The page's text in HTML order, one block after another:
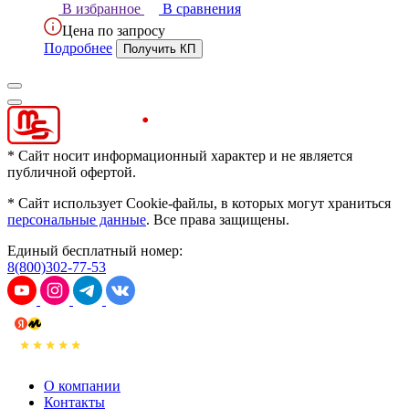
В избранное
В сравнения
Цена по запросу
Подробнее
* Сайт носит информационный характер и не является
публичной офертой.
* Сайт использует Cookie-файлы, в которых могут храниться
персональные данные. Все права защищены.
Единый бесплатный номер:
8(800)302-77-53
О компании
Контакты